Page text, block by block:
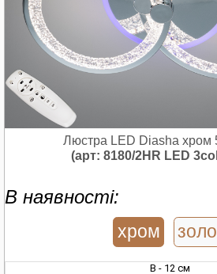
Люстра LED Diasha хром
(арт: 8180/2HR LED
В наявності:
хром
В - 12 см